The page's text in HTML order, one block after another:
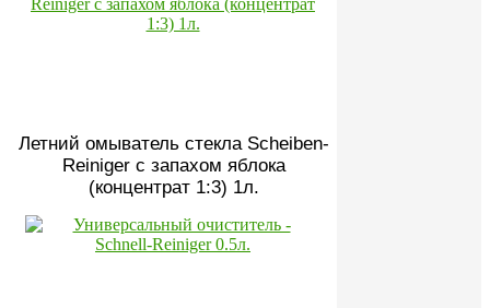
Летний омыватель стекла Scheiben-
Reiniger с запахом яблока
(концентрат 1:3) 1л.